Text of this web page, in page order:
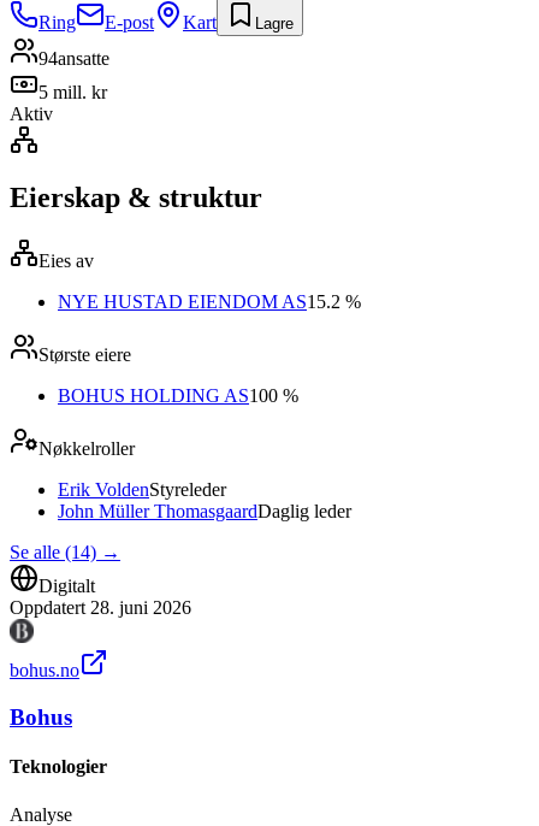
Ring
E-post Kart Lagre
94ansatte
5 mill. kr
Aktiv
Eierskap & struktur
Eies av
NYE HUSTAD EIENDOM AS15.2 %
Største eiere
BOHUS HOLDING AS100 %
Nøkkelroller
Erik VoldenStyreleder
John Müller ThomasgaardDaglig leder
Se alle (14) →
Digitalt
Oppdatert 28. juni 2026
bohus.no
Bohus
Teknologier
Analyse